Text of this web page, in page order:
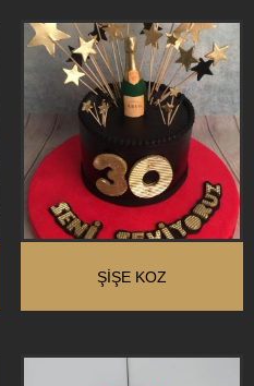
ŞIŞE KOZ